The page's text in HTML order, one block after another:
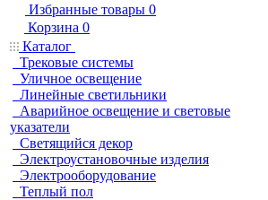
Избранные товары 0
Корзина 0
Каталог
Трековые системы
Уличное освещение
Линейные светильники
Аварийное освещение и световые
указатели
Светящийся декор
Электроустановочные изделия
Электрооборудование
Теплый пол